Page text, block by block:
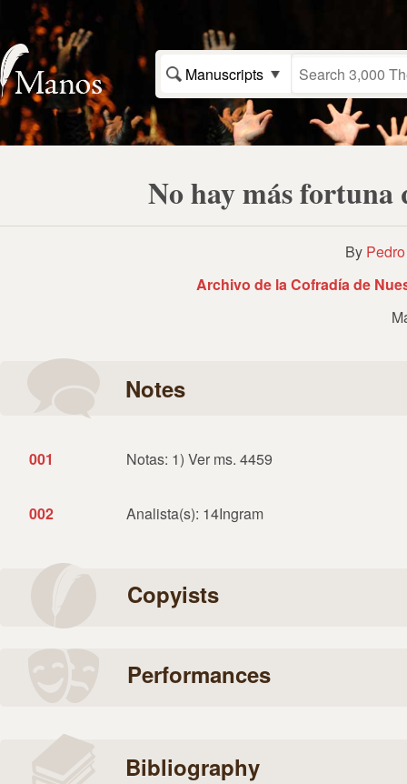
Manuscripts
No hay más fortuna
By
Archivo de la Cofradía de
Notes
001 Notas: 1) Ver ms. 4459
002 Analista(s): 14Ingram
Copyists
Performances
Bibliography